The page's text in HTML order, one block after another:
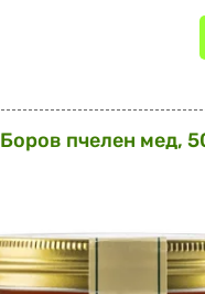
Боров пчелен мед,